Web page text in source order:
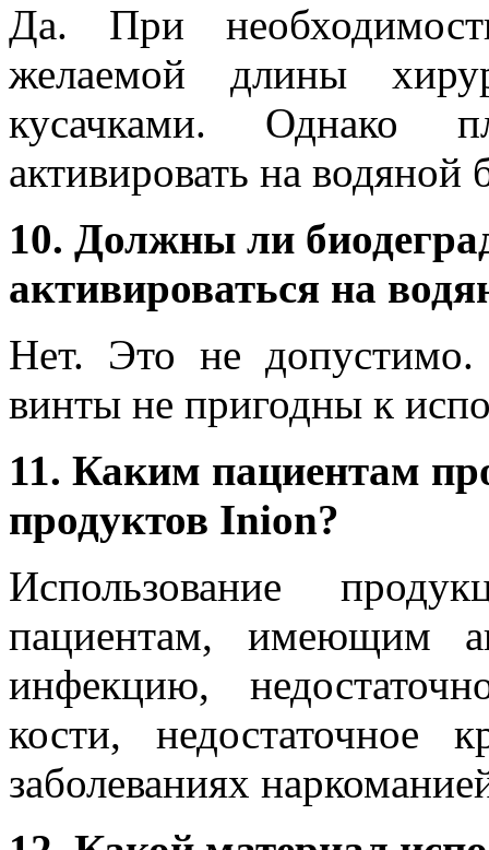
Да. При
желаемой длины
кусачками. Однако
активировать на водяной
10. Должны ли
активироваться на
Нет. Это не
винты не пригодны к
11. Каким пациентам
продуктов Inion?
Использование
пациентам, имеющим
инфекцию,
кости, недостаточное
заболеваниях